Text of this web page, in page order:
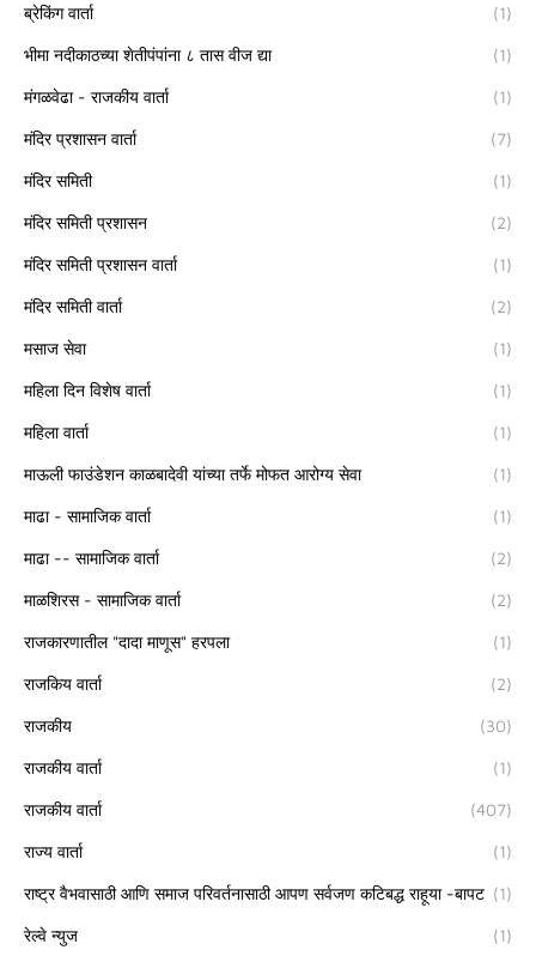
ब्रेकिंग वार्ता (1)
भीमा नदीकाठच्या शेतीपंपांना ८ तास वीज द्या (1)
मंगळवेढा - राजकीय वार्ता (1)
मंदिर प्रशासन वार्ता (7)
मंदिर समिती (1)
मंदिर समिती प्रशासन (2)
मंदिर समिती प्रशासन वार्ता (1)
मंदिर समिती वार्ता (2)
मसाज सेवा (1)
महिला दिन विशेष वार्ता (1)
महिला वार्ता (1)
माऊली फाउंडेशन काळबादेवी यांच्या तर्फे मोफत आरोग्य सेवा (1)
माढा - सामाजिक वार्ता (1)
माढा -- सामाजिक वार्ता (2)
माळशिरस - सामाजिक वार्ता (2)
राजकारणातील "दादा माणूस" हरपला (1)
राजकिय वार्ता (2)
राजकीय (30)
राजकीय वार्ता (1)
राजकीय वार्ता (407)
राज्य वार्ता (1)
राष्ट्र वैभवासाठी आणि समाज परिवर्तनासाठी आपण सर्वजण कटिबद्ध राहूया -बापट (1)
रेल्वे न्युज (1)